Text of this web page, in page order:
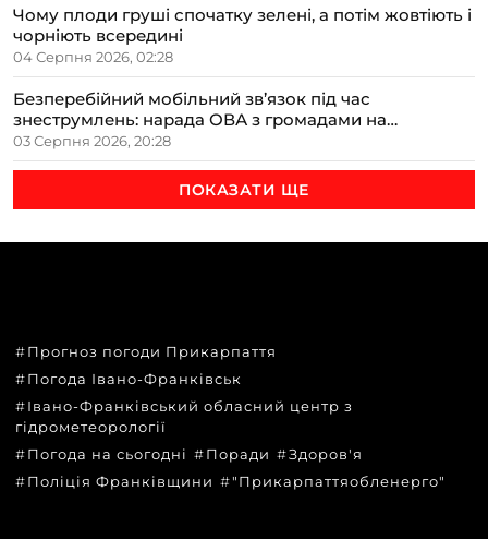
Чому плоди груші спочатку зелені, а потім жовтіють і
чорніють всередині
04 Серпня 2026, 02:28
Безперебійний мобільний зв’язок під час
знеструмлень: нарада ОВА з громадами на
Прикарпатті
03 Серпня 2026, 20:28
ПОКАЗАТИ ЩЕ
Прогноз погоди Прикарпаття
Погода Івано-Франківськ
Івано-Франківський обласний центр з
гідрометеорології
Погода на сьогодні
Поради
Здоров'я
Поліція Франківщини
"Прикарпаттяобленерго"